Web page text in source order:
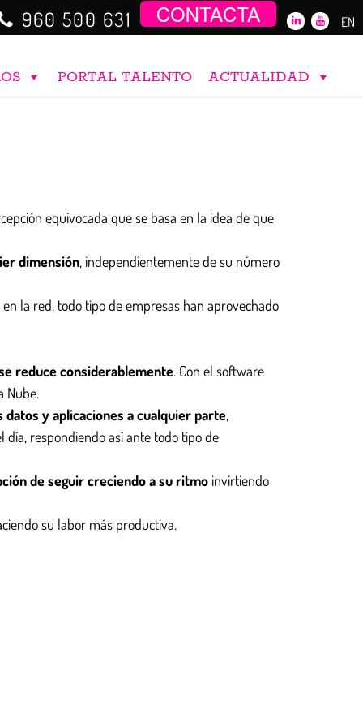
960 500 631 EN
PORTAL TALENTO ACTUALIDAD
equivocada que se basa en la idea de que
dimensión, independientemente de su número
la red, todo tipo de empresas han aprovechado
reduce considerablemente. Con el software
Nube.
y aplicaciones a cualquier parte,
respondiendo así ante todo tipo de
de seguir creciendo a su ritmo invirtiendo
su labor más productiva.